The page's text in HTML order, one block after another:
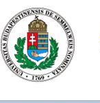
MTMT-
tallózása a
DSpace/Manakin